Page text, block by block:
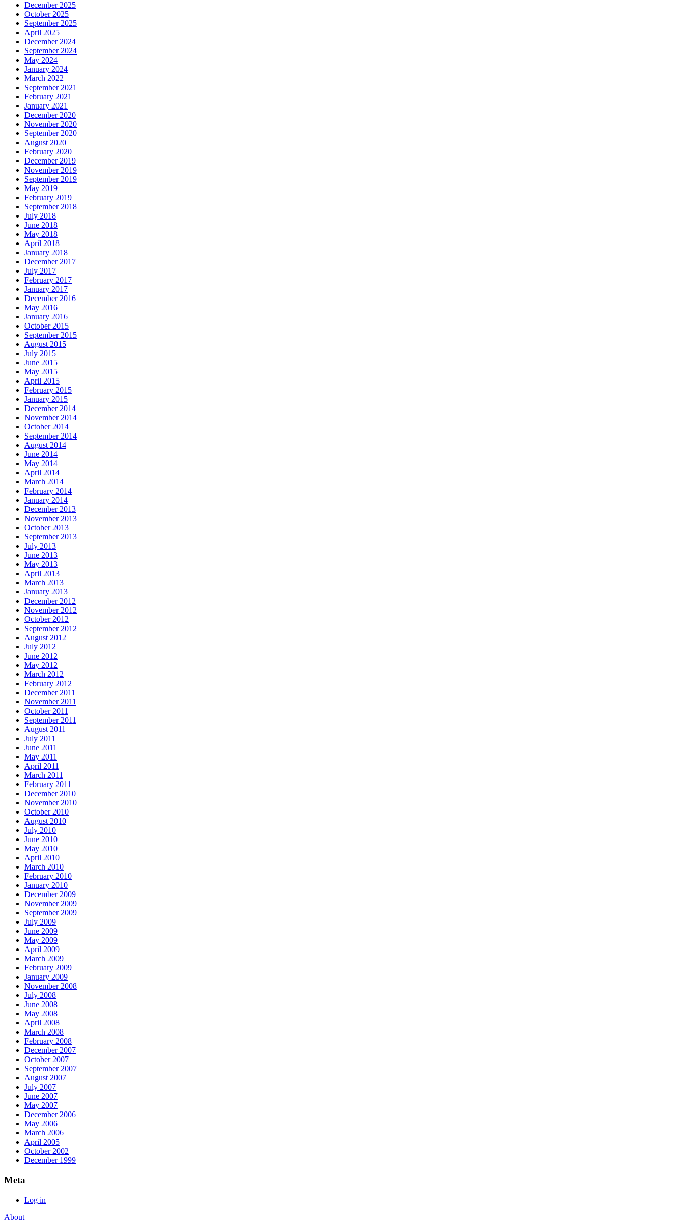
December 2025
October 2025
September 2025
April 2025
December 2024
September 2024
May 2024
January 2024
March 2022
September 2021
February 2021
January 2021
December 2020
November 2020
September 2020
August 2020
February 2020
December 2019
November 2019
September 2019
May 2019
February 2019
September 2018
July 2018
June 2018
May 2018
April 2018
January 2018
December 2017
July 2017
February 2017
January 2017
December 2016
May 2016
January 2016
October 2015
September 2015
August 2015
July 2015
June 2015
May 2015
April 2015
February 2015
January 2015
December 2014
November 2014
October 2014
September 2014
August 2014
June 2014
May 2014
April 2014
March 2014
February 2014
January 2014
December 2013
November 2013
October 2013
September 2013
July 2013
June 2013
May 2013
April 2013
March 2013
January 2013
December 2012
November 2012
October 2012
September 2012
August 2012
July 2012
June 2012
May 2012
March 2012
February 2012
December 2011
November 2011
October 2011
September 2011
August 2011
July 2011
June 2011
May 2011
April 2011
March 2011
February 2011
December 2010
November 2010
October 2010
August 2010
July 2010
June 2010
May 2010
April 2010
March 2010
February 2010
January 2010
December 2009
November 2009
September 2009
July 2009
June 2009
May 2009
April 2009
March 2009
February 2009
January 2009
November 2008
July 2008
June 2008
May 2008
April 2008
March 2008
February 2008
December 2007
October 2007
September 2007
August 2007
July 2007
June 2007
May 2007
December 2006
May 2006
March 2006
April 2005
October 2002
December 1999
Meta
Log in
About